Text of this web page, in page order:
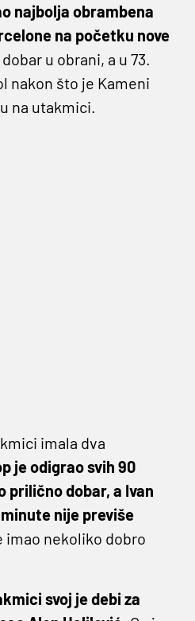
najbolja obrambena
na početku nove
u obrani, a u 73.
nakon što je Kameni
na utakmici.
imala dva
je odigrao svih 90
prilično dobar, a Ivan
nije previše
imao nekoliko dobro
svoj je debi za